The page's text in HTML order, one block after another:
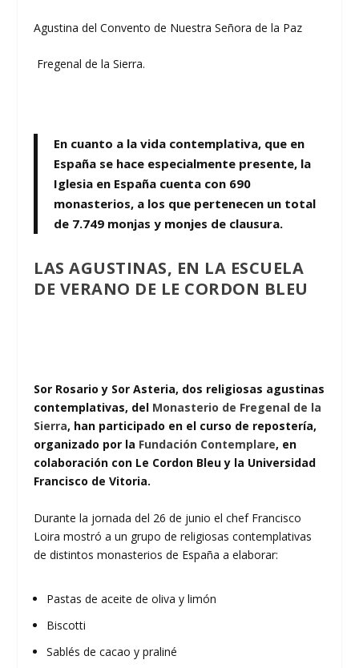
Agustina del Convento de Nuestra Señora de la Paz
Fregenal de la Sierra.
En cuanto a la vida contemplativa, que en
España se hace especialmente presente, la
Iglesia en España cuenta con 690
monasterios, a los que pertenecen un total
de 7.749 monjas y monjes de clausura.
LAS AGUSTINAS, EN LA ESCUELA
DE VERANO DE LE CORDON BLEU
Sor Rosario y Sor Asteria, dos religiosas agustinas
contemplativas, del Monasterio de Fregenal de la
Sierra, han participado en el curso de repostería,
organizado por la Fundación Contemplare, en
colaboración con Le Cordon Bleu y la Universidad
Francisco de Vitoria.
Durante la jornada del 26 de junio el chef Francisco
Loira mostró a un grupo de religiosas contemplativas
de distintos monasterios de España a elaborar:
Pastas de aceite de oliva y limón
Biscotti
Sablés de cacao y praliné